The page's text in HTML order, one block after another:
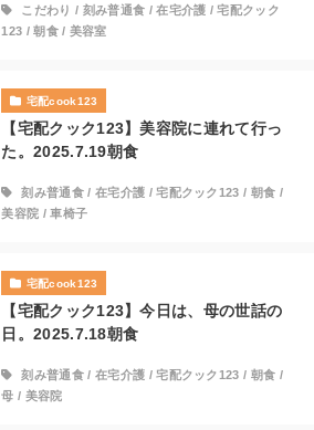
こだわり / 刻み普通食 /在宅介護 /宅配クック
123 /朝食/ 美容室
宅配cook123
【宅配クック123】美容院に連れて行っ
た。2025.7.19朝食
刻み普通食/ 在宅介護 /宅配クック123 / 朝食 /
美容院 /車椅子
宅配cook123
【宅配クック123】今日は、母の世話の
日。2025.7.18朝食
刻み普通食/ 在宅介護 /宅配クック123 / 朝食 /
母 / 美容院